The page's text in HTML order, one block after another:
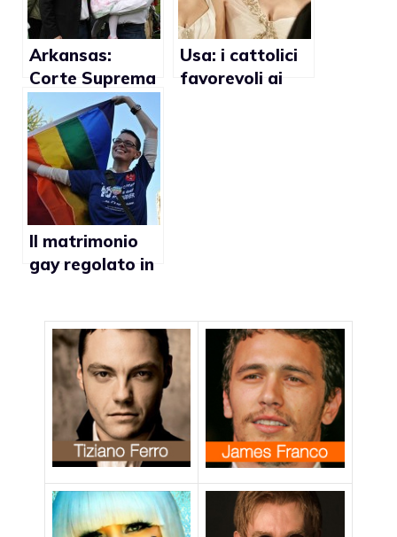
Arkansas:
Corte Suprema
prende in
esame caso
d’adozione gay
Usa: i cattolici
favorevoli ai
Il matrimonio
gay regolato in
continua